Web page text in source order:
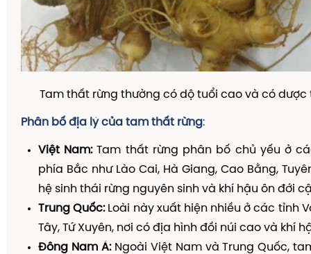
Tam thất rừng thường có dộ tuổi cao và có dược
Phân bố địa lý của tam thất rừng:
Việt Nam:Tam thất rừng phân bố chủ yếu ở
phía Bắc như Lào Cai, Hà Giang, Cao Bằng,
hệ sinh thái rừng nguyên sinh và khí hậu ôn đới
Trung Quốc:Loài này xuất hiện nhiều ở các tỉnh
Tây, Tứ Xuyên, nơi có địa hình đồi núi cao và khí
Đông Nam Á:Ngoài Việt Nam và Trung Quốc,